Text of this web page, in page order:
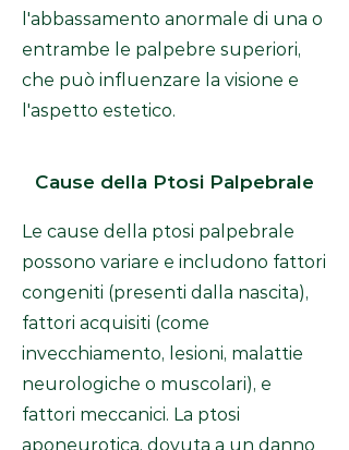
l'abbassamento anormale di una o
entrambe le palpebre superiori,
che può influenzare la visione e
l'aspetto estetico.
Cause della Ptosi Palpebrale
Le cause della ptosi palpebrale
possono variare e includono fattori
congeniti (presenti dalla nascita),
fattori acquisiti (come
invecchiamento, lesioni, malattie
neurologiche o muscolari), e
fattori meccanici. La ptosi
aponeurotica, dovuta a un danno